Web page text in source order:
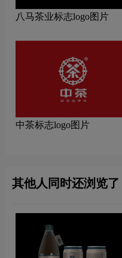
八马茶业标志logo图片
中茶标志logo图片
其他人同时还浏览了